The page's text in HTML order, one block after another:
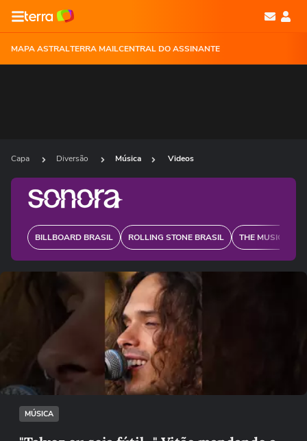
MAPA ASTRALTERRA MAILCENTRAL DO ASSINANTE
Capa Diversão Música Videos
BILLBOARD BRASIL ROLLING STONE BRASIL THE MUSIC
Não foi possível reproduzir o vídeo
Tentar novamente
MÚSICA